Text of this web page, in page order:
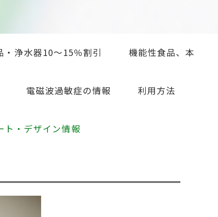
浄水器10～15％割引 機能性食品、本
電磁波過敏症の情報 利用方法
ト・デザイン情報